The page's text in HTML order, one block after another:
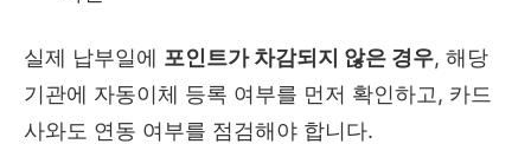
실제 납부일에 포인트가 차감되지 않은 경우, 해당
기관에 자동이체 등록 여부를 먼저 확인하고, 카드
사와도 연동 여부를 점검해야 합니다.